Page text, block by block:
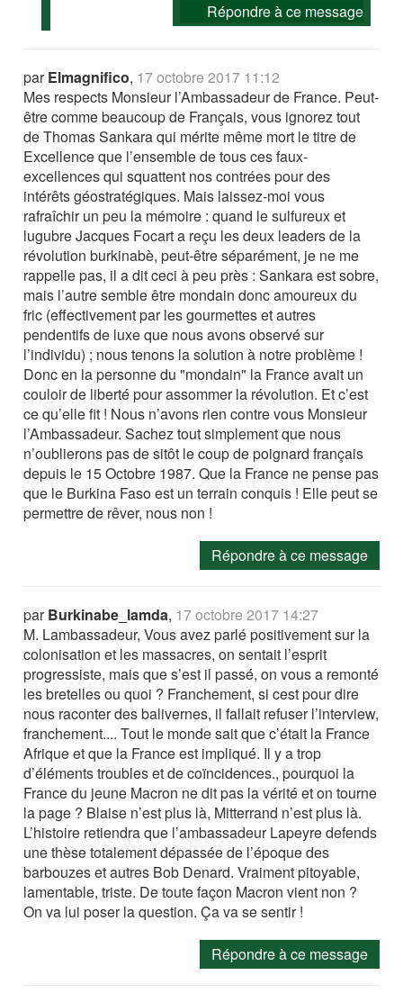
Répondre à ce message
parElmagnifico, 17 octobre 2017 11:12
Mes respects Monsieur l’Ambassadeur de France. Peut-
être comme beaucoup de Français, vous ignorez tout
de Thomas Sankara qui mérite même mort le titre de
Excellence que l’ensemble de tous ces faux-
excellences qui squattent nos contrées pour des
intérêts géostratégiques. Mais laissez-moi vous
rafraîchir un peu la mémoire : quand le sulfureux et
lugubre Jacques Focart a reçu les deux leaders de la
révolution burkinabè, peut-être séparément, je ne me
rappelle pas, il a dit ceci à peu près : Sankara est sobre,
mais l’autre semble être mondain donc amoureux du
fric (effectivement par les gourmettes et autres
pendentifs de luxe que nous avons observé sur
l’individu) ; nous tenons la solution à notre problème !
Donc en la personne du "mondain" la France avait un
couloir de liberté pour assommer la révolution. Et c’est
ce qu’elle fit ! Nous n’avons rien contre vous Monsieur
l’Ambassadeur. Sachez tout simplement que nous
n’oublierons pas de sitôt le coup de poignard français
depuis le 15 Octobre 1987. Que la France ne pense pas
que le Burkina Faso est un terrain conquis ! Elle peut se
permettre de rêver, nous non !
Répondre à ce message
parBurkinabe_lamda, 17 octobre 2017 14:27
M. Lambassadeur, Vous avez parlé positivement sur la
colonisation et les massacres, on sentait l’esprit
progressiste, mais que s’est il passé, on vous a remonté
les bretelles ou quoi ? Franchement, si cest pour dire
nous raconter des balivernes, il fallait refuser l’interview,
franchement.... Tout le monde sait que c’était la France
Afrique et que la France est impliqué. Il y a trop
d’éléments troubles et de coïncidences., pourquoi la
France du jeune Macron ne dit pas la vérité et on tourne
la page ? Blaise n’est plus là, Mitterrand n’est plus là.
L’histoire retiendra que l’ambassadeur Lapeyre defends
une thèse totalement dépassée de l’époque des
barbouzes et autres Bob Denard. Vraiment pitoyable,
lamentable, triste. De toute façon Macron vient non ?
On va lui poser la question. Ça va se sentir !
Répondre à ce message